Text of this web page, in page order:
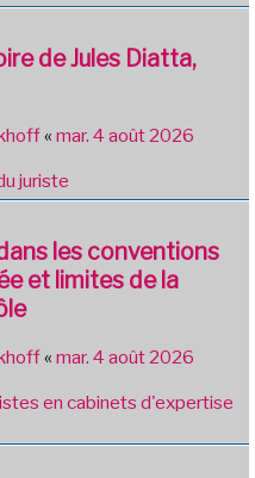
de Jules Diatta,
« mar. 4 août 2026
juriste
les conventions
et limites de la
« mar. 4 août 2026
en cabinets d'expertise